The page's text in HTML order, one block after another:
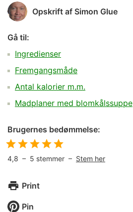
Opskrift af Simon Glue
Gå til:
Ingredienser
Fremgangsmåde
Antal kalorier m.m.
Madplaner med blomkålssuppe
Brugernes bedømmelse:
4,8 – 5 stemmer – Stem her
Print
Pin